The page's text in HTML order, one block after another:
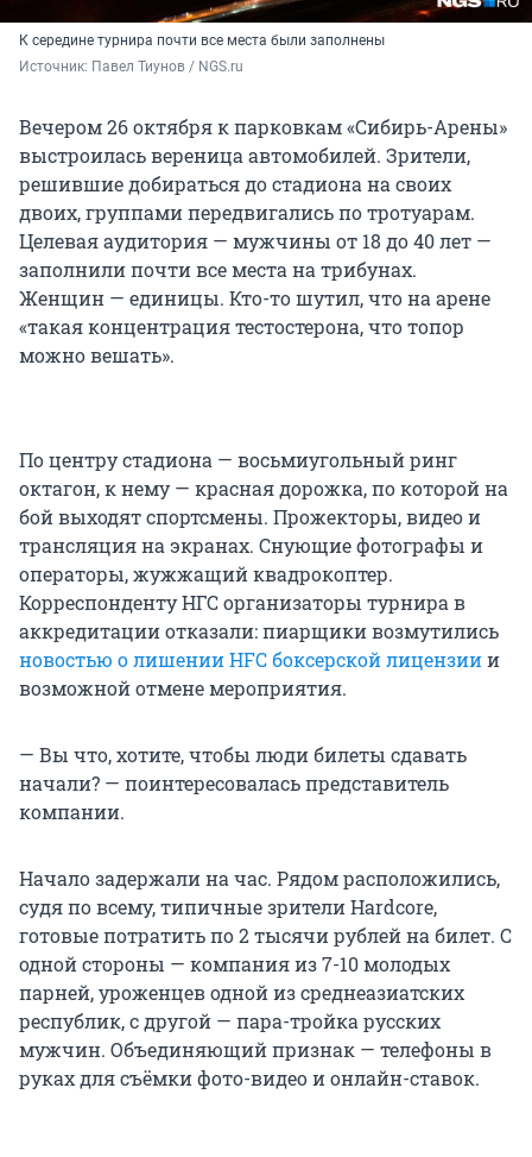
К середине турнира почти все места были заполнены
Источник: Павел Тиунов / NGS.ru
Вечером 26 октября к парковкам «Сибирь-Арены»
выстроилась вереница автомобилей. Зрители,
решившие добираться до стадиона на своих
двоих, группами передвигались по тротуарам.
Целевая аудитория — мужчины от 18 до 40 лет —
заполнили почти все места на трибунах.
Женщин — единицы. Кто-то шутил, что на арене
«такая концентрация тестостерона, что топор
можно вешать».
По центру стадиона — восьмиугольный ринг
октагон, к нему — красная дорожка, по которой на
бой выходят спортсмены. Прожекторы, видео и
трансляция на экранах. Снующие фотографы и
операторы, жужжащий квадрокоптер.
Корреспонденту НГС организаторы турнира в
аккредитации отказали: пиарщики возмутились
новостью о лишении HFC боксерской лицензиии
возможной отмене мероприятия.
— Вы что, хотите, чтобы люди билеты сдавать
начали? — поинтересовалась представитель
компании.
Начало задержали на час. Рядом расположились,
судя по всему, типичные зрители Hardcore,
готовые потратить по 2 тысячи рублей на билет. С
одной стороны — компания из 7-10 молодых
парней, уроженцев одной из среднеазиатских
республик, с другой — пара-тройка русских
мужчин. Объединяющий признак — телефоны в
руках для съёмки фото-видео и онлайн-ставок.